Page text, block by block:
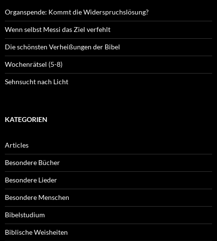
Organspende: Kommt die Widerspruchslösung?
Wenn selbst Messi das Ziel verfehlt
Die schönsten Verheißungen der Bibel
Wochenrätsel (5-8)
Sehnsucht nach Licht
KATEGORIEN
Articles
Besondere Bücher
Besondere Lieder
Besondere Menschen
Bibelstudium
Biblische Weisheiten